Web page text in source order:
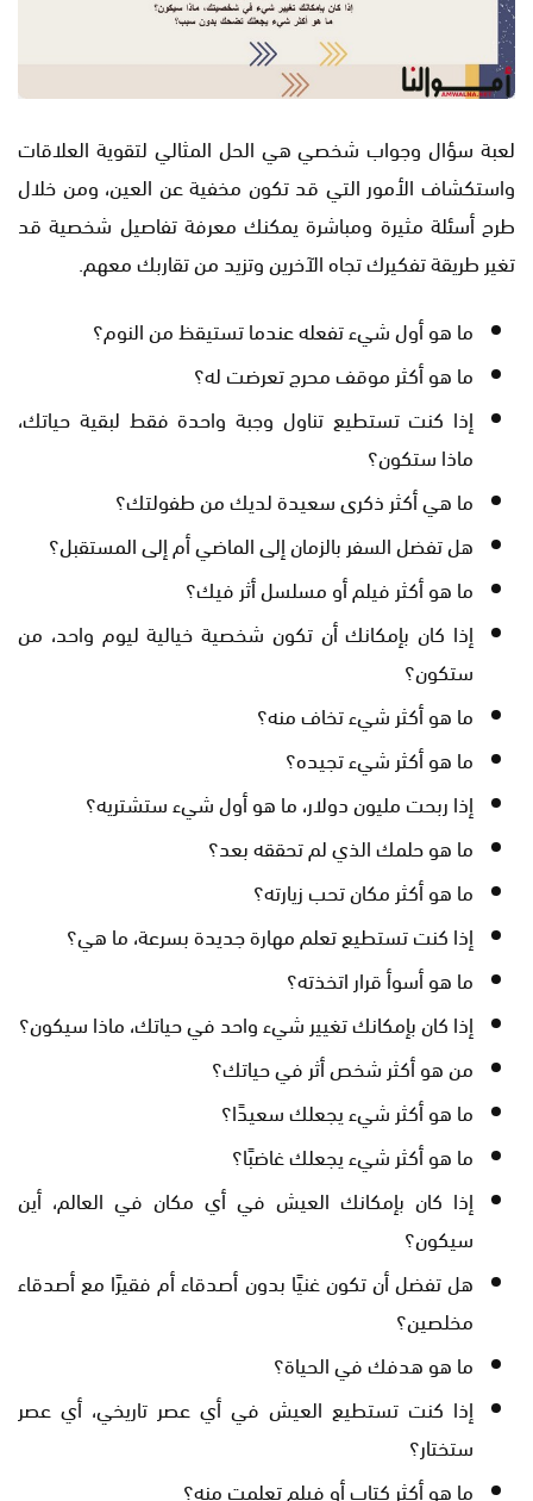
لعبة سؤال وجواب شخصي هي الحل المثالي لتقوية العلاقات
واستكشاف الأمور التي قد تكون مخفية عن العين، ومن خلال
طرح أسئلة مثيرة ومباشرة يمكنك معرفة تفاصيل شخصية قد
تغير طريقة تفكيرك تجاه الآخرين وتزيد من تقاربك معهم.
ما هو أول شيء تفعله عندما تستيقظ من النوم؟
ما هو أكثر موقف محرج تعرضت له؟
إذا كنت تستطيع تناول وجبة واحدة فقط لبقية حياتك،
ماذا ستكون؟
ما هي أكثر ذكرى سعيدة لديك من طفولتك؟
هل تفضل السفر بالزمان إلى الماضي أم إلى المستقبل؟
ما هو أكثر فيلم أو مسلسل أثر فيك؟
إذا كان بإمكانك أن تكون شخصية خيالية ليوم واحد، من
ستكون؟
ما هو أكثر شيء تخاف منه؟
ما هو أكثر شيء تجيده؟
إذا ربحت مليون دولار، ما هو أول شيء ستشتريه؟
ما هو حلمك الذي لم تحققه بعد؟
ما هو أكثر مكان تحب زيارته؟
إذا كنت تستطيع تعلم مهارة جديدة بسرعة، ما هي؟
ما هو أسوأ قرار اتخذته؟
إذا كان بإمكانك تغيير شيء واحد في حياتك، ماذا سيكون؟
من هو أكثر شخص أثر في حياتك؟
ما هو أكثر شيء يجعلك سعيدًا؟
ما هو أكثر شيء يجعلك غاضبًا؟
إذا كان بإمكانك العيش في أي مكان في العالم، أين
سيكون؟
هل تفضل أن تكون غنيًا بدون أصدقاء أم فقيرًا مع أصدقاء
مخلصين؟
ما هو هدفك في الحياة؟
إذا كنت تستطيع العيش في أي عصر تاريخي، أي عصر
ستختار؟
ما هو أكثر كتاب أو فيلم تعلمت منه؟